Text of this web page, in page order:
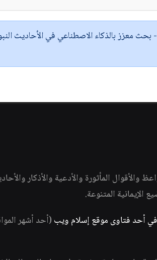
- بحث معزز بالذكاء الاصطناعي في الأحاديث
المأثورة والأدعية والأذكار
الإيمانية المتنوعة.
أحد فتاوى موقع إسلام ويب(أحد أشهر